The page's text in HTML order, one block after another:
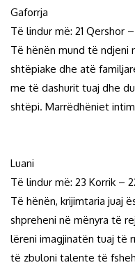
Gaforrja
Të lindur më: 21 Qershor
Të hënën mund të ndjeni
shtëpiake dhe atë
me të dashurit tuaj dhe
shtëpi. Marrëdhëniet
Luani
Të lindur më: 23 Korrik –
Të hënën, krijimtaria juaj
shpreheni në mënyra të
lëreni imagjinatën tuaj të
të zbuloni talente të